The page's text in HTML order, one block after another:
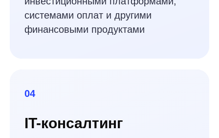
Социальное мобильное
обмена видео